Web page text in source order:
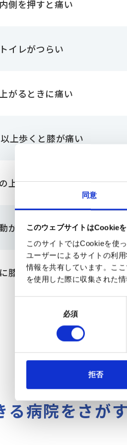
同意
このウェブサイトはCookie
このサイトではCookieを使
ユーザーによるサイトの利
情報を共有しています。こ
を使用した際に収集された
必須
拒否
側を押すと痛い
イレがつらい
がるときに痛い
上歩くと膝が痛い
上がり、下がりのときに痛
かすとギシギシ音がする
膝の怪我で医者にかかった
る病院をさが